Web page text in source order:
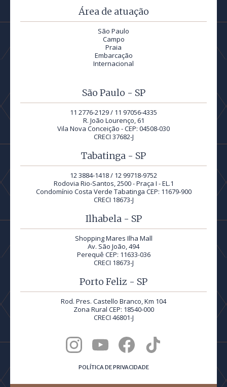
Área de atuação
São Paulo
Campo
Praia
Embarcação
Internacional
São Paulo - SP
11 2776-2129 / 11 97056-4335
R. João Lourenço, 61
Vila Nova Conceição - CEP: 04508-030
CRECI 37682-J
Tabatinga - SP
12 3884-1418 / 12 99718-9752
Rodovia Rio-Santos, 2500 - Praça I - EL.1
Condomínio Costa Verde Tabatinga CEP: 11679-900
CRECI 18673-J
Ilhabela - SP
Shopping Mares Ilha Mall
Av. São João, 494
Perequê CEP: 11633-036
CRECI 18673-J
Porto Feliz - SP
Rod. Pres. Castello Branco, Km 104
Zona Rural CEP: 18540-000
CRECI 46801-J
POLÍTICA DE PRIVACIDADE